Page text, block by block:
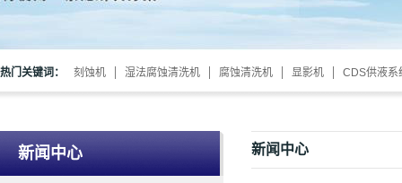
热门关键词： 刻蚀机 湿法腐蚀清洗机 腐蚀清洗机 显影机 CDS供液系
新闻中心 新闻中心